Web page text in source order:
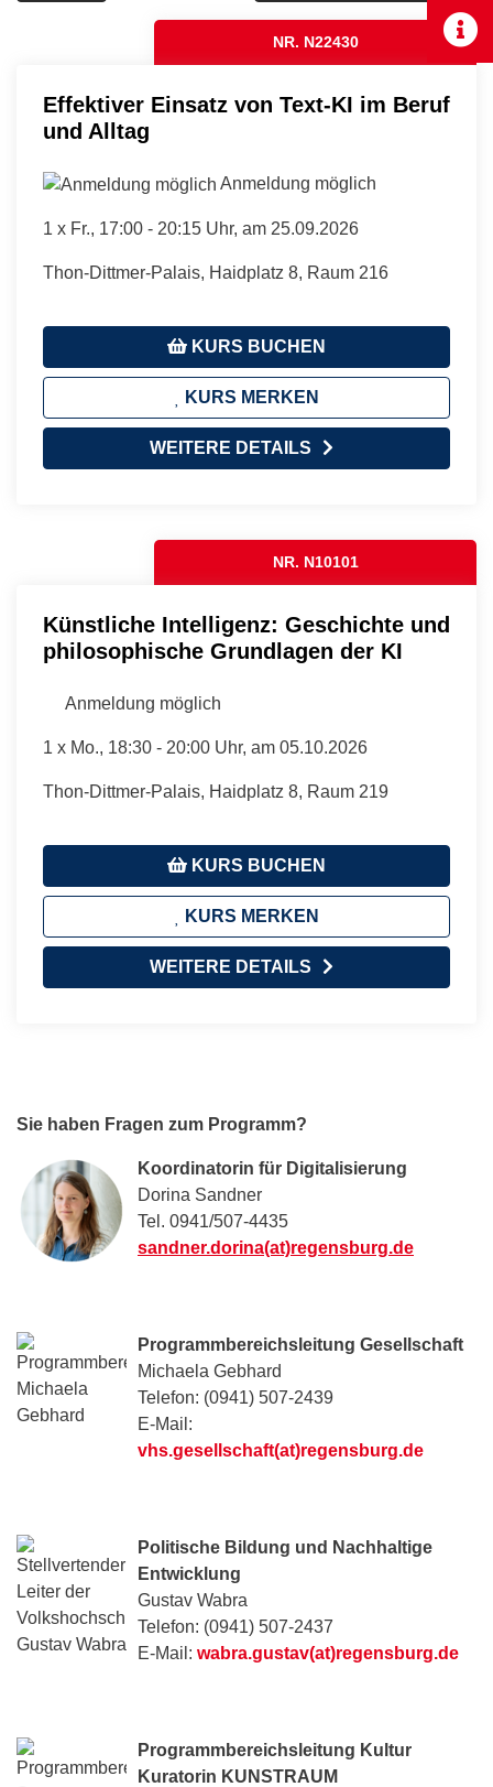
NR. N22430
Effektiver Einsatz von Text-KI im Beruf
und Alltag
Anmeldung möglich
1 x Fr., 17:00 - 20:15 Uhr, am 25.09.2026
Thon-Dittmer-Palais, Haidplatz 8, Raum 216
KURS BUCHEN
KURS MERKEN
WEITERE DETAILS
NR. N10101
Künstliche Intelligenz: Geschichte und
philosophische Grundlagen der KI
Anmeldung möglich
1 x Mo., 18:30 - 20:00 Uhr, am 05.10.2026
Thon-Dittmer-Palais, Haidplatz 8, Raum 219
KURS BUCHEN
KURS MERKEN
WEITERE DETAILS
Sie haben Fragen zum Programm?
Koordinatorin für Digitalisierung
Dorina Sandner
Tel. 0941/507-4435
sandner.dorina(at)regensburg.de
Programmbereichsleitung Gesellschaft
Michaela Gebhard
Telefon: (0941) 507-2439
E-Mail:
vhs.gesellschaft(at)regensburg.de
Politische Bildung und Nachhaltige
Entwicklung
Gustav Wabra
Telefon: (0941) 507-2437
E-Mail: wabra.gustav(at)regensburg.de
Programmbereichsleitung Kultur
Kuratorin KUNSTRAUM